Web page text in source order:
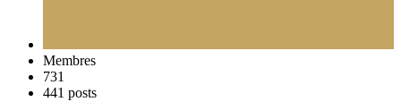
Membres
731
441 posts